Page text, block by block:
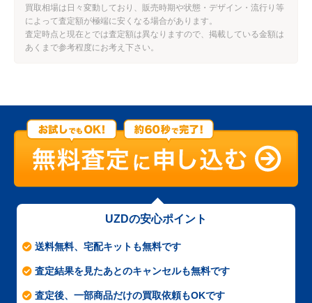
買取相場は日々変動しており、販売時期や状態・デザイン・流行り等
によって査定額が極端に安くなる場合があります。
査定時点と現在とでは査定額は異なりますので、掲載している金額は
あくまで参考程度にお考え下さい。
UZDの安心ポイント
送料無料、宅配キットも無料です
査定結果を見たあとのキャンセルも無料です
査定後、一部商品だけの買取依頼もOKです